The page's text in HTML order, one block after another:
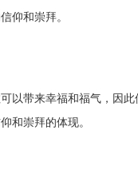
仰和崇拜。
以带来幸福和福气，因
和崇拜的体现。